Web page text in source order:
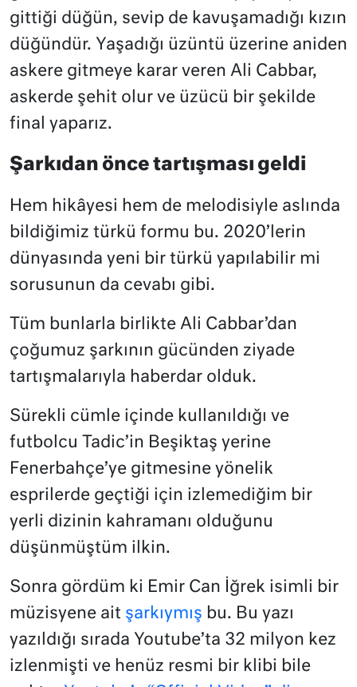
gittiği düğün, sevip de kavuşamadığı kızın
düğündür. Yaşadığı üzüntü üzerine aniden
askere gitmeye karar veren Ali Cabbar,
askerde şehit olur ve üzücü bir şekilde
final yaparız.
Şarkıdan önce tartışması geldi
Hem hikâyesi hem de melodisiyle aslında
bildiğimiz türkü formu bu. 2020’lerin
dünyasında yeni bir türkü yapılabilir mi
sorusunun da cevabı gibi.
Tüm bunlarla birlikte Ali Cabbar’dan
çoğumuz şarkının gücünden ziyade
tartışmalarıyla haberdar olduk.
Sürekli cümle içinde kullanıldığı ve
futbolcu Tadic’in Beşiktaş yerine
Fenerbahçe’ye gitmesine yönelik
esprilerde geçtiği için izlemediğim bir
yerli dizinin kahramanı olduğunu
düşünmüştüm ilkin.
Sonra gördüm ki Emir Can İğrek isimli bir
müzisyene ait şarkıymış bu. Bu yazı
yazıldığı sırada Youtube’ta 32 milyon kez
izlenmişti ve henüz resmi bir klibi bile